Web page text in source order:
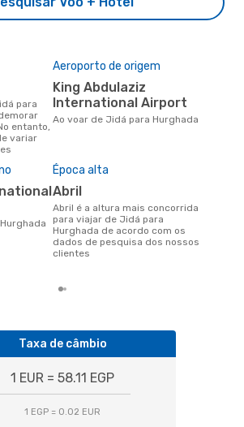
entanto,
variar
Aeroporto de origem
King Abdulaziz
International Airport
Ao voar de Jidá para Hurghada
Época alta
abril
abril é a altura mais concorrida
para viajar de Jidá para
Hurghada de acordo com os
dados de pesquisa dos nossos
clientes
Taxa de câmbio
1 EUR = 58.11 EGP
1 EGP = 0.02 EUR